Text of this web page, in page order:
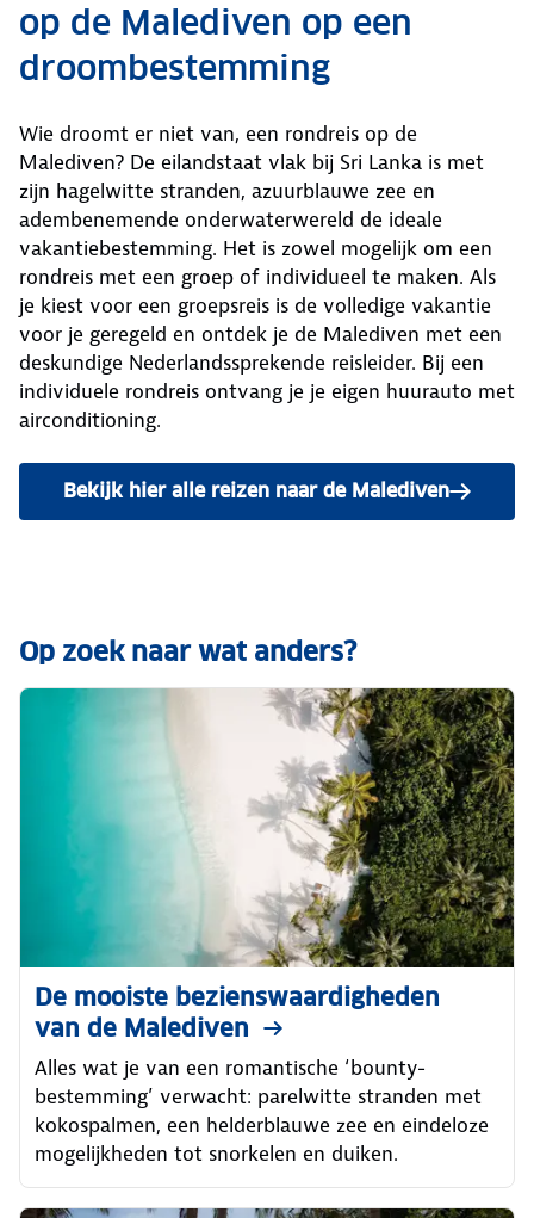
op de Malediven op een
droombestemming
Wie droomt er niet van, een rondreis op de
Malediven? De eilandstaat vlak bij Sri Lanka is met
zijn hagelwitte stranden, azuurblauwe zee en
adembenemende onderwaterwereld de ideale
vakantiebestemming. Het is zowel mogelijk om een
rondreis met een groep of individueel te maken. Als
je kiest voor een groepsreis is de volledige vakantie
voor je geregeld en ontdek je de Malediven met een
deskundige Nederlandssprekende reisleider. Bij een
individuele rondreis ontvang je je eigen huurauto met
airconditioning.
Bekijk hier alle reizen naar de Malediven
Op zoek naar wat anders?
De mooiste bezienswaardigheden
van de Malediven
Alles wat je van een romantische ‘bounty-
bestemming’ verwacht: parelwitte stranden met
kokospalmen, een helderblauwe zee en eindeloze
mogelijkheden tot snorkelen en duiken.